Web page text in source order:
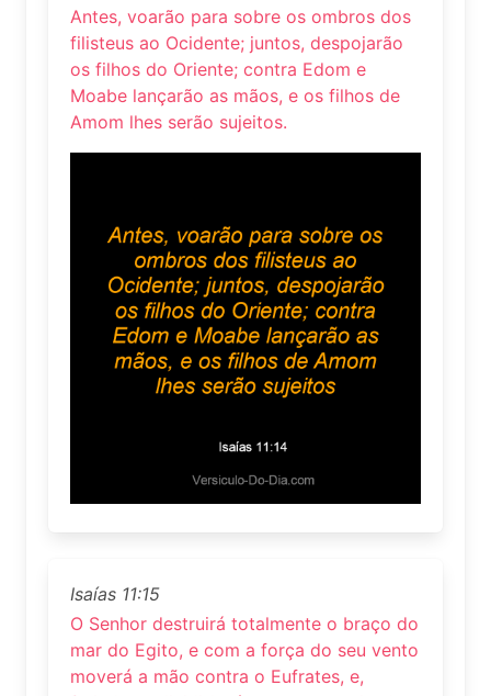
Antes, voarão para sobre os ombros dos
filisteus ao Ocidente; juntos, despojarão
os filhos do Oriente; contra Edom e
Moabe lançarão as mãos, e os filhos de
Amom lhes serão sujeitos.
Isaías 11:15
O Senhor destruirá totalmente o braço do
mar do Egito, e com a força do seu vento
moverá a mão contra o Eufrates, e,